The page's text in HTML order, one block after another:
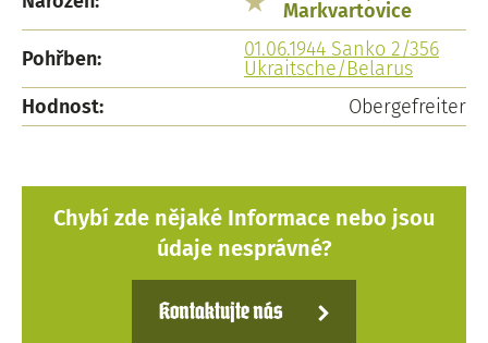
Markvartovice
Pohřben:
01.06.1944 Sanko 2/356
Ukraitsche/Belarus
Hodnost:
Obergefreiter
Chybí zde nějaké Informace nebo jsou
údaje nesprávné?
Kontaktujte nás